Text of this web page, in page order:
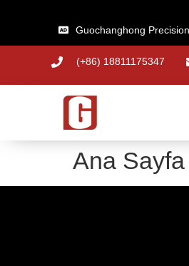
Guochanghong
(+86) 18811175347
Ana